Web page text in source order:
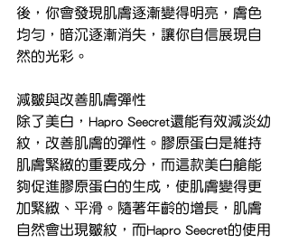
後，你會發現肌膚逐漸變得明亮，膚色
均勻，暗沉逐漸消失，讓你自信展現自
然的光彩。
減皺與改善肌膚彈性
除了美白，Hapro Seecret還能有效減淡幼
紋，改善肌膚的彈性。膠原蛋白是維持
肌膚緊緻的重要成分，而這款美白艙能
夠促進膠原蛋白的生成，使肌膚變得更
加緊緻、平滑。隨著年齡的增長，肌膚
自然會出現皺紋，而Hapro Seecret的使用